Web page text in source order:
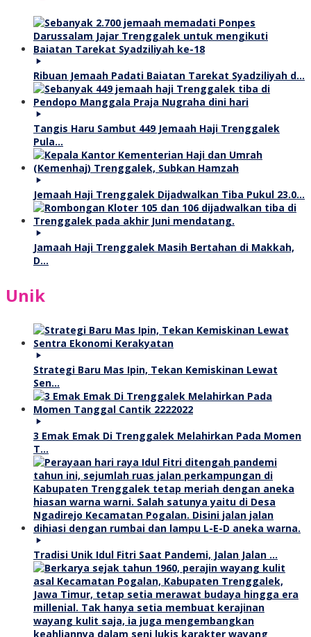
Ribuan Jemaah Padati Baiatan Tarekat Syadziliyah d…
Tangis Haru Sambut 449 Jemaah Haji Trenggalek
Pula…
Jemaah Haji Trenggalek Dijadwalkan Tiba Pukul 23.0…
Jamaah Haji Trenggalek Masih Bertahan di Makkah,
D…
Unik
Strategi Baru Mas Ipin, Tekan Kemiskinan Lewat
Sen…
3 Emak Emak Di Trenggalek Melahirkan Pada Momen
T…
Tradisi Unik Idul Fitri Saat Pandemi, Jalan Jalan …